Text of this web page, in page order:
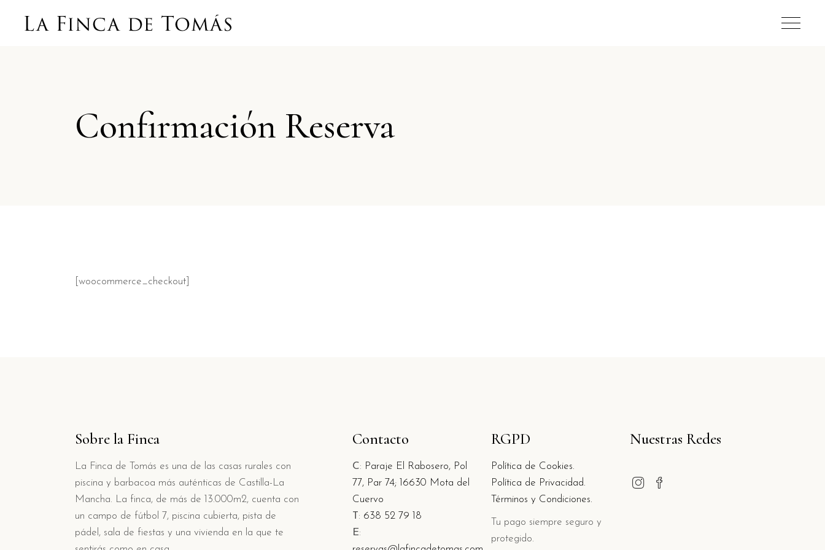
Confirmación Reserva
[woocommerce_checkout]
Sobre la Finca
La Finca de Tomás es una de las casas rurales con
piscina y barbacoa más auténticas de Castilla-La
Mancha. La finca, de más de 13.000m2, cuenta con
un campo de fútbol 7, piscina cubierta, pista de
pádel, sala de fiestas y una vivienda en la que te
Contacto
C: Paraje El Rabosero, Pol
77, Par 74;
16630 Mota del
Cuervo
T: 638 52 79 18
E:
RGPD
Política de Cookies.
Política de Privacidad.
Términos y Condiciones.
Tu pago siempre seguro y
protegido.
Nuestras Redes